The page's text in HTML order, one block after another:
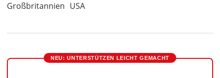
Großbritannien USA
NEU: UNTERSTÜTZEN LEICHT GEMACHT